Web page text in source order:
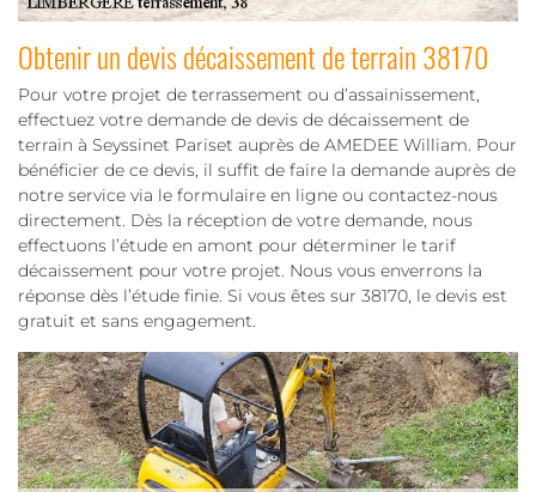
Obtenir un devis décaissement de terrain 38170
Pour votre projet de terrassement ou d’assainissement,
effectuez votre demande de devis de décaissement de
terrain à Seyssinet Pariset auprès de AMEDEE William. Pour
bénéficier de ce devis, il suffit de faire la demande auprès de
notre service via le formulaire en ligne ou contactez-nous
directement. Dès la réception de votre demande, nous
effectuons l’étude en amont pour déterminer le tarif
décaissement pour votre projet. Nous vous enverrons la
réponse dès l’étude finie. Si vous êtes sur 38170, le devis est
gratuit et sans engagement.